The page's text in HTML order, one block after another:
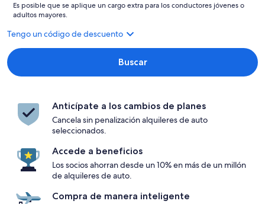
Es posible que se aplique un cargo extra para los conductores jóvenes o
adultos mayores.
Tengo un código de descuento
Buscar
Anticípate a los cambios de planes
Cancela sin penalización alquileres de auto
seleccionados.
Accede a beneficios
Los socios ahorran desde un 10% en más de un millón
de alquileres de auto.
Compra de manera inteligente